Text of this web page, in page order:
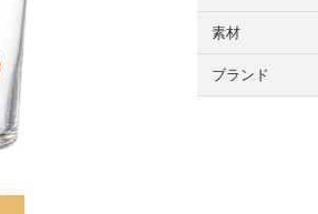
素材
ブランド